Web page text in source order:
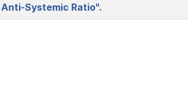
Systemic Ratio".